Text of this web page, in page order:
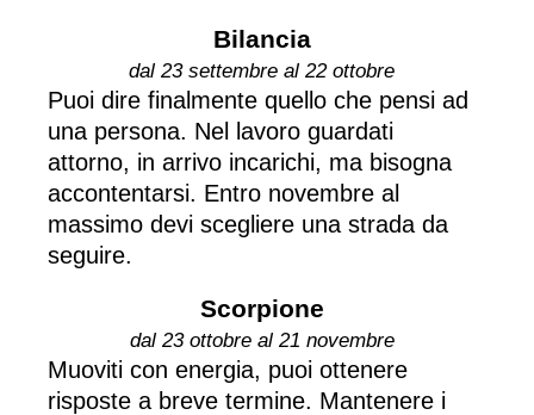
Bilancia
dal 23 settembre al 22 ottobre
Puoi dire finalmente quello che pensi ad
una persona. Nel lavoro guardati
attorno, in arrivo incarichi, ma bisogna
accontentarsi. Entro novembre al
massimo devi scegliere una strada da
seguire.
Scorpione
dal 23 ottobre al 21 novembre
Muoviti con energia, puoi ottenere
risposte a breve termine. Mantenere i